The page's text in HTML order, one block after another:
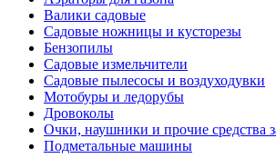
Валики садовые
Садовые ножницы и кусторезы
Бензопилы
Садовые измельчители
Садовые пылесосы и воздуходувки
Мотобуры и ледорубы
Дровоколы
Очки, наушники и прочие средства
Подметальные машины